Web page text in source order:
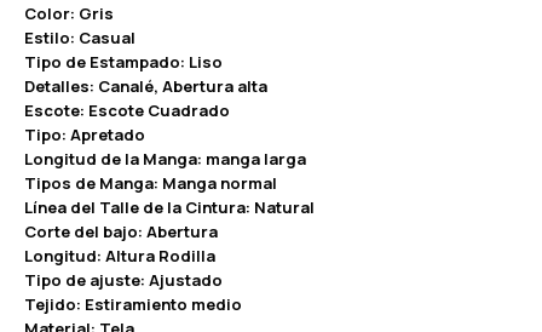
Color: Gris
Estilo: Casual
Tipo de Estampado: Liso
Detalles: Canalé, Abertura alta
Escote: Escote Cuadrado
Tipo: Apretado
Longitud de la Manga: manga larga
Tipos de Manga: Manga normal
Línea del Talle de la Cintura: Natural
Corte del bajo: Abertura
Longitud: Altura Rodilla
Tipo de ajuste: Ajustado
Tejido: Estiramiento medio